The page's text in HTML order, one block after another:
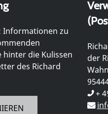
Informationen zu
die Kulissen
des Richard
der
+